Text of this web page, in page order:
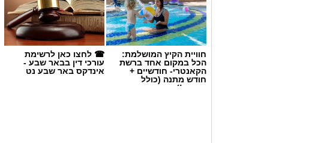
חוויית הקיץ המושלמת:
הכל במקום אחד ברשת
הקאנטרי- חודשיים +
חודש מתנה (כולל
החגים!)
☎ לחצו כאן לרשימת
עורכי דין בבאר שבע -
אינדקס באר שבע נט